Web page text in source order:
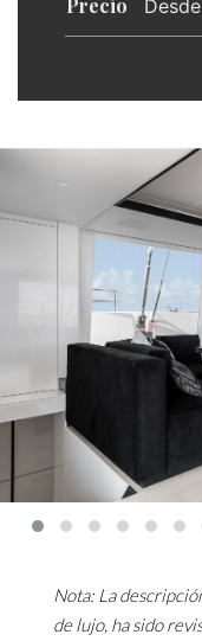
Precio
Nota: La
de lujo, ha sido